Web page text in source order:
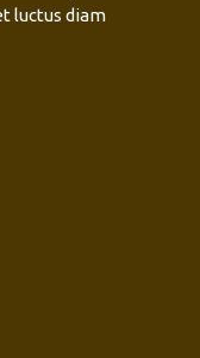
luctus diam